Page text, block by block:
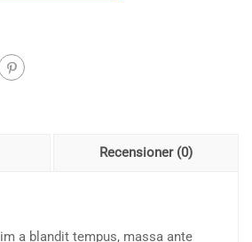
Recensioner (0)
a blandit tempus, massa ante